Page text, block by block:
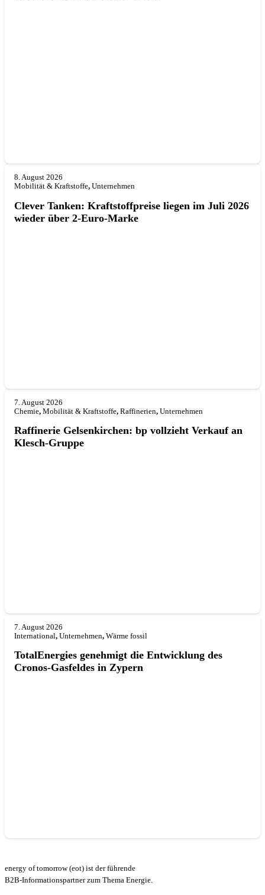
8. August 2026
Mobilität & Kraftstoffe, Unternehmen
Clever Tanken: Kraftstoffpreise liegen im Juli 2026
wieder über 2-Euro-Marke
7. August 2026
Chemie, Mobilität & Kraftstoffe, Raffinerien, Unternehmen
Raffinerie Gelsenkirchen: bp vollzieht Verkauf an
Klesch-Gruppe
7. August 2026
International, Unternehmen, Wärme fossil
TotalEnergies genehmigt die Entwicklung des
Cronos-Gasfeldes in Zypern
energy of tomorrow (eot) ist der führende
B2B-Informationspartner zum Thema Energie.